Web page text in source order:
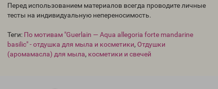
Перед использованием материалов всегда проводите личные
тесты на индивидуальную непереносимость.
Теги: По мотивам "Guerlain — Aqua allegoria forte mandarine
basilic" - отдушка для мыла и косметики, Отдушки
(аромамасла) для мыла, косметики и свечей